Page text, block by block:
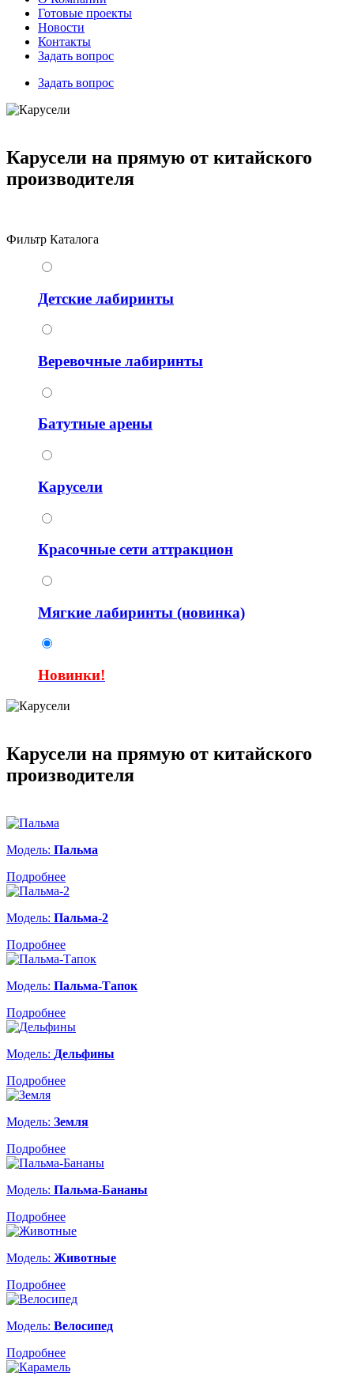
Готовые проекты
Новости
Контакты
Задать вопрос
Задать вопрос
Карусели на прямую от китайского
производителя
Фильтр Каталога
Детские лабиринты
Веревочные лабиринты
Батутные арены
Карусели
Красочные сети аттракцион
Мягкие лабиринты (новинка)
Новинки!
Карусели на прямую от китайского
производителя
Модель: Пальма
Подробнее
Модель: Пальма-2
Подробнее
Модель: Пальма-Тапок
Подробнее
Модель: Дельфины
Подробнее
Модель: Земля
Подробнее
Модель: Пальма-Бананы
Подробнее
Модель: Животные
Подробнее
Модель: Велосипед
Подробнее